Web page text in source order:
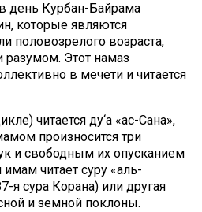
день Курбан-Байрама
которые являются
половозрелого возраста,
Этот намаз
в мечети и читается
читается ду‘а «ас-Сана»,
произносится три
и свободным их опусканием
читает суру «аль-
я сура Корана) или другая
и земной поклоны.